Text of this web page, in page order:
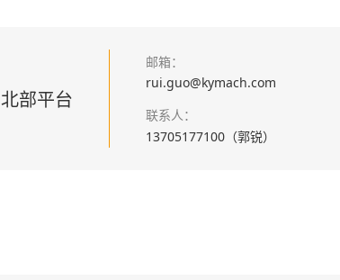
北部平台
邮箱：
rui.guo@kymach.com
联系人：
13705177100（郭锐）